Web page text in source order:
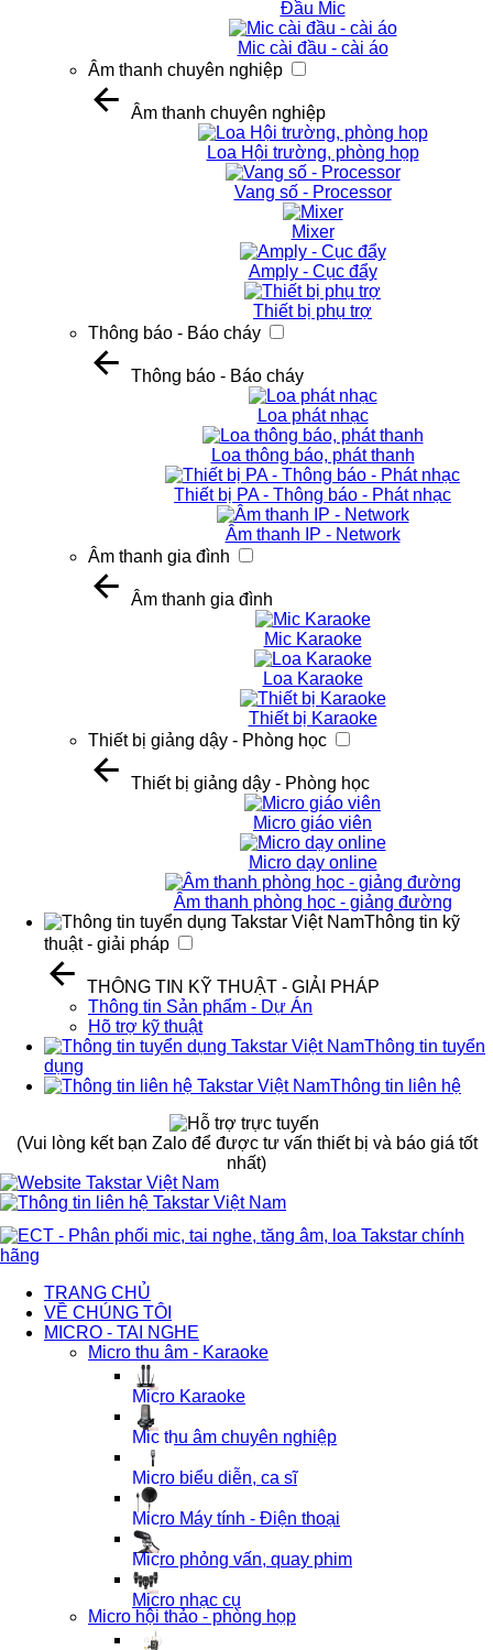
Đầu Mic
Mic cài đầu - cài áo
Âm thanh chuyên nghiệp
Âm thanh chuyên nghiệp
Loa Hội trường, phòng họp
Vang số - Processor
Mixer
Amply - Cục đẩy
Thiết bị phụ trợ
Thông báo - Báo cháy
Thông báo - Báo cháy
Loa phát nhạc
Loa thông báo, phát thanh
Thiết bị PA - Thông báo - Phát nhạc
Âm thanh IP - Network
Âm thanh gia đình
Âm thanh gia đình
Mic Karaoke
Loa Karaoke
Thiết bị Karaoke
Thiết bị giảng dậy - Phòng học
Thiết bị giảng dậy - Phòng học
Micro giáo viên
Micro dạy online
Âm thanh phòng học - giảng đường
Thông tin kỹ
thuật - giải pháp
THÔNG TIN KỸ THUẬT - GIẢI PHÁP
Thông tin Sản phẩm - Dự Án
Hõ trợ kỹ thuật
Thông tin tuyển
dụng
Thông tin liên hệ
(Vui lòng kết bạn Zalo để được tư vấn thiết bị và báo giá tốt
nhất)
TRANG CHỦ
VỀ CHÚNG TÔI
MICRO - TAI NGHE
Micro thu âm - Karaoke
Micro Karaoke
Mic thu âm chuyên nghiệp
Micro biểu diễn, ca sĩ
Micro Máy tính - Điện thoại
Micro phỏng vấn, quay phim
Micro nhạc cụ
Micro hội thảo - phòng họp